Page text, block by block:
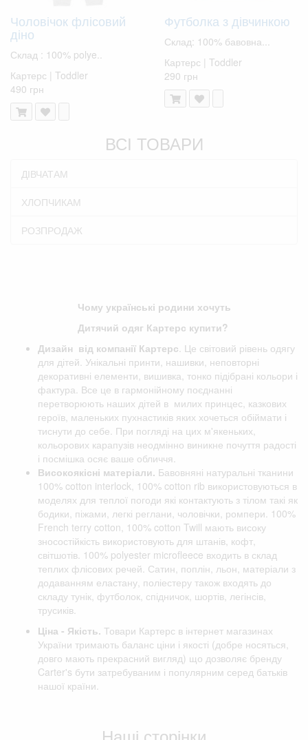
Чоловічок флісовий
діно
Склад : 100% polye..
Картерс | Toddler
490 грн
Футболка з дівчинкою
Склад: 100% бавовна...
Картерс | Toddler
290 грн
ВСІ ТОВАРИ
ДІВЧАТАМ
ХЛОПЧИКАМ
РОЗПРОДАЖ
Чому українські родини хочуть
Дитячий одяг Картерс купити?
Дизайн від компанії Картерс . Це світовий рівень одягу
для дітей. Унікальні принти, нашивки, неповторні
декоративні елементи, вишивка, тонко підібрані кольори і
фактура. Все це в гармонійному поєднанні
перетворюють наших дітей в милих принцес, казкових
героїв, маленьких пухнастиків яких хочеться обіймати і
тиснути до себе. При погляді на цих м'якеньких,
кольорових карапузів неодмінно виникне почуття радості
і посмішка осяє ваше обличчя.
Високоякісні матеріали. Бавовняні натуральні тканини
100% cotton interlock, 100% cotton rib використовуються в
моделях для теплої погоди які контактують з тілом такі як
бодики, піжами, легкі реглани, чоловічки, ромпери. 100%
French terry cotton, 100% cotton Twill мають високу
зносостійкість використовують для штанів, кофт,
світшотів. 100% polyester microfleece входить в склад
теплих флісових речей. Сатин, поплін, льон, матеріали з
додаванням еластану, поліестеру також входять до
складу тунік, футболок, спідничок, шортів, легінсів,
трусиків.
Ціна - Якість. Товари Картерс в інтернет магазинах
України тримають баланс ціни і якості (добре носяться,
довго мають прекрасний вигляд) що дозволяє бренду
Carter's бути затребуваним і популярним серед батьків
нашої країни.